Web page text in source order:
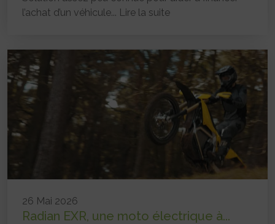
l’achat d’un véhicule... Lire la suite
26 Mai 2026
Radian EXR, une moto électrique à...